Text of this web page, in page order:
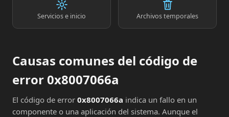
Servicios e inicio Archivos temporales
Causas comunes del código de
error 0x8007066a
El código de error 0x8007066a indica un fallo en un
componente o una aplicación del sistema. Aunque el